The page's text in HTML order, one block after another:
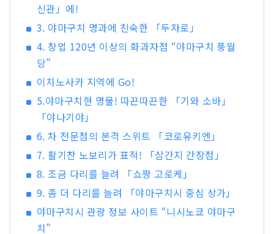
신관」에!
3. 야마구치 명과에 친숙한 「두자로」
4. 창업 120년 이상의 화과자점 “야마구치 풍월
당”
이치노사카 지역에 Go!
5.야마구치현 명물! 따끈따끈한 「기와 소바」
「야나기야」
6. 차 전문점의 본격 스위트 「코로유키엔」
7. 활기찬 노보리가 표적! 「삼간지 간장점」
8. 조금 다리를 늘려 「쇼짱 고로케」
9. 좀 더 다리를 늘려 「야마구치시 중심 상가」
야마구치시 관광 정보 사이트 “니시노쿄 야마구
치”